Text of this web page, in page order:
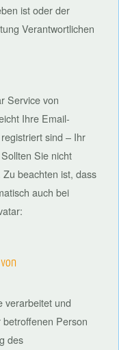
ist oder der
Verantwortlichen
Service von
Ihre Email-
sind – Ihr
Sie nicht
beachten ist, dass
auch bei
verarbeitet und
Person
des